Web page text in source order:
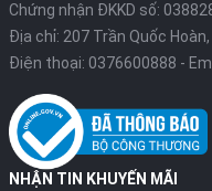
Chứng nhận ĐKKD số:
Địa chỉ: 207 Trần Quốc Hoàn,
Điện thoại: 0376600888 -
NHẬN TIN KHUYẾN MÃI